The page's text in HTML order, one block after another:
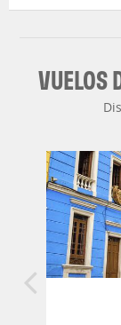
VUELOS